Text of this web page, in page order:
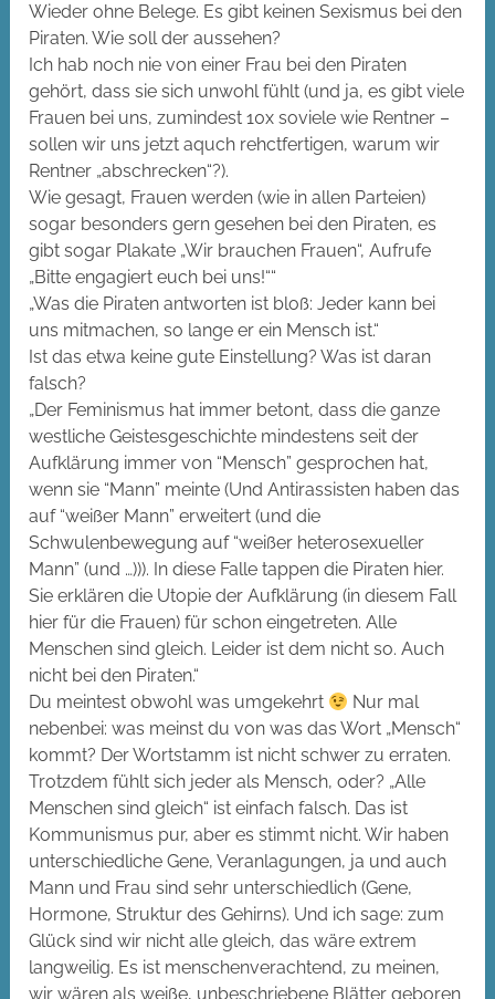
Wieder ohne Belege. Es gibt keinen Sexismus bei den
Piraten. Wie soll der aussehen?
Ich hab noch nie von einer Frau bei den Piraten
gehört, dass sie sich unwohl fühlt (und ja, es gibt viele
Frauen bei uns, zumindest 10x soviele wie Rentner –
sollen wir uns jetzt aquch rehctfertigen, warum wir
Rentner „abschrecken“?).
Wie gesagt, Frauen werden (wie in allen Parteien)
sogar besonders gern gesehen bei den Piraten, es
gibt sogar Plakate „Wir brauchen Frauen“, Aufrufe
„Bitte engagiert euch bei uns!““
„Was die Piraten antworten ist bloß: Jeder kann bei
uns mitmachen, so lange er ein Mensch ist.“
Ist das etwa keine gute Einstellung? Was ist daran
falsch?
„Der Feminismus hat immer betont, dass die ganze
westliche Geistesgeschichte mindestens seit der
Aufklärung immer von “Mensch” gesprochen hat,
wenn sie “Mann” meinte (Und Antirassisten haben das
auf “weißer Mann” erweitert (und die
Schwulenbewegung auf “weißer heterosexueller
Mann” (und …))). In diese Falle tappen die Piraten hier.
Sie erklären die Utopie der Aufklärung (in diesem Fall
hier für die Frauen) für schon eingetreten. Alle
Menschen sind gleich. Leider ist dem nicht so. Auch
nicht bei den Piraten.“
Du meintest obwohl was umgekehrt
Nur mal
nebenbei: was meinst du von was das Wort „Mensch“
kommt? Der Wortstamm ist nicht schwer zu erraten.
Trotzdem fühlt sich jeder als Mensch, oder? „Alle
Menschen sind gleich“ ist einfach falsch. Das ist
Kommunismus pur, aber es stimmt nicht. Wir haben
unterschiedliche Gene, Veranlagungen, ja und auch
Mann und Frau sind sehr unterschiedlich (Gene,
Hormone, Struktur des Gehirns). Und ich sage: zum
Glück sind wir nicht alle gleich, das wäre extrem
langweilig. Es ist menschenverachtend, zu meinen,
wir wären als weiße, unbeschriebene Blätter geboren